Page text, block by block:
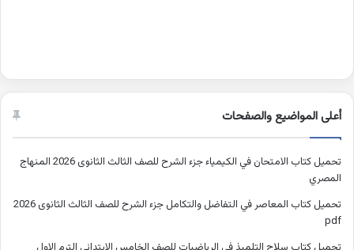
أعلى المواضيع والصفحات
تحميل كتاب الامتحان في الكيمياء جزء الشرح للصف الثالث الثانوى 2026 المنهاج
المصري
تحميل كتاب المعاصر في التفاضل والتكامل جزء الشرح للصف الثالث الثانوى 2026
pdf